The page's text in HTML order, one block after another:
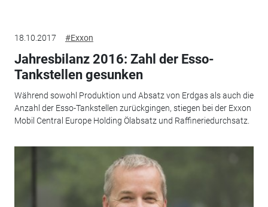
18.10.2017 #Exxon
Jahresbilanz 2016: Zahl der Esso-
Tankstellen gesunken
Während sowohl Produktion und Absatz von Erdgas als auch die
Anzahl der Esso-Tankstellen zurückgingen, stiegen bei der Exxon
Mobil Central Europe Holding Ölabsatz und Raffineriedurchsatz.